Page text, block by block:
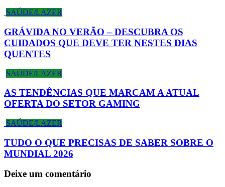
SAÚDE/LAZER
GRÁVIDA NO VERÃO – DESCUBRA OS
CUIDADOS QUE DEVE TER NESTES DIAS
QUENTES
SAÚDE/LAZER
AS TENDÊNCIAS QUE MARCAM A ATUAL
OFERTA DO SETOR GAMING
SAÚDE/LAZER
TUDO O QUE PRECISAS DE SABER SOBRE O
MUNDIAL 2026
Deixe um comentário